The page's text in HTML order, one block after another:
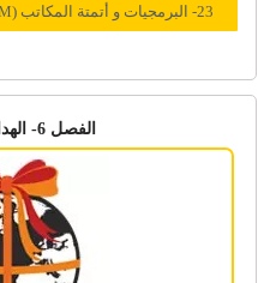
23- البرمجيات و أتمتة المكاتب (CRM)
الفصل 6- الهدایا الترویجیة